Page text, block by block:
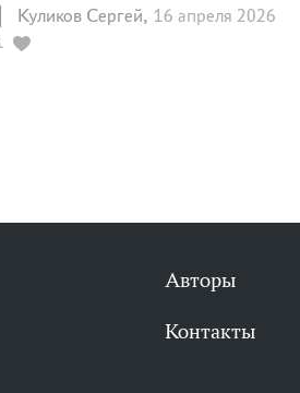
Куликов Сергей, 16 апреля 2026
Авторы
Контакты